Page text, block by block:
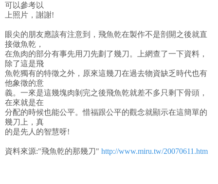
可以參考以
上照片，謝謝!
眼尖的朋友應該有注意到，飛魚乾在製作不是剖開之後就直
接做魚乾，
在魚肉的部分有事先用刀先劃了幾刀。上網查了一下資料，
除了這是飛
魚乾獨有的特徵之外，原來這幾刀在過去物資缺乏時代也有
他象徵的意
義。一來是這幾塊肉剝完之後飛魚乾就差不多只剩下骨頭，
在來就是在
分配的時候也能公平。惜福跟公平的觀念就顯示在這簡單的
幾刀上，真
的是先人的智慧呀!
資料來源:"飛魚乾的那幾刀" http://www.miru.tw/20070611.htm